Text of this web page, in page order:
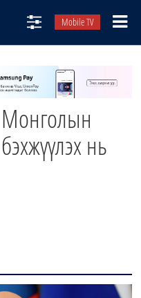
Mobile TV
нь